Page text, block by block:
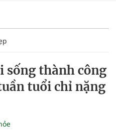
sống thành công
tuổi chỉ nặng